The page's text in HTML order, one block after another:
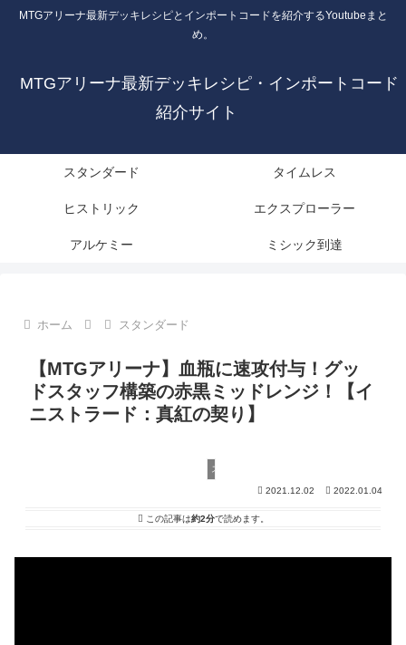
MTGアリーナ最新デッキレシピとインポートコードを紹介するYoutubeまと
め。
MTGアリーナ最新デッキレシピ・インポートコード
紹介サイト
スタンダード タイムレス
ヒストリック エクスプローラー
アルケミー ミシック到達
ホーム スタンダード
【MTGアリーナ】血瓶に速攻付与！グッ
ドスタッフ構築の赤黒ミッドレンジ！【イ
ニストラード：真紅の契り】
スタンダード
2021.12.02 2022.01.04
この記事は約2分で読めます。